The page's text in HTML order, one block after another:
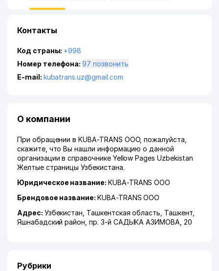
Контакты
Код страны: +998
Номер телефона:
97 позвонить
E-mail: kubatrans.uz@gmail.com
О компании
При обращении в KUBA-TRANS ООО, пожалуйста,
скажите, что Вы нашли информацию о данной
организации в справочнике Yellow Pages Uzbekistan
Желтые страницы Узбекистана.
Юридическое название: KUBA-TRANS ООО
Брендовое название: KUBA-TRANS ООО
Адрес: Узбекистан, Ташкентская область Ташкент,
Яшнабадский район ,пр. 3-й САДЫКА АЗИМОВА , 20
Рубрики